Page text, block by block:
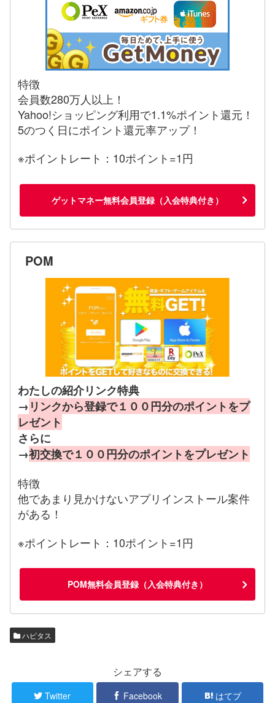
特徴
会員数280万人以上！
Yahoo!ショッピング利用で1.1%ポイント還元！
5のつく日にポイント還元率アップ！
※ポイントレート：10ポイント=1円
ゲットマネー無料会員登録（入会特典付き）
POM
わたしの紹介リンク特典
→ リンクから登録で１００円分のポイントをプ
レゼント
さらに
→初交換で１００円分のポイントをプレゼント
特徴
他であまり見かけないアプリインストール案件
がある！
※ポイントレート：10ポイント=1円
POM無料会員登録（入会特典付き）
ハピタス
シェアする
Twitter Facebook はてブ